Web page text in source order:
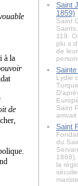
à la
de
Saint
1859)
Saint
119.
plu s
de
Lydie
Saint
Saint
du
la